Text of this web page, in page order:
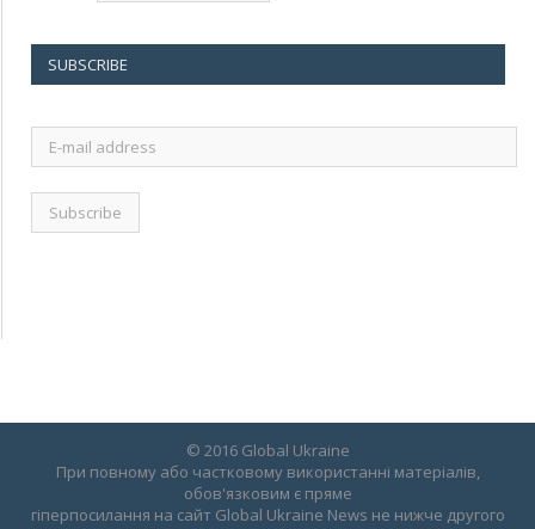
SUBSCRIBE
mail
© 2016 Global Ukraine
При повному або частковому використанні матеріалів,
обов'язковим є пряме
гіперпосилання на сайт Global Ukraine News не нижче другого